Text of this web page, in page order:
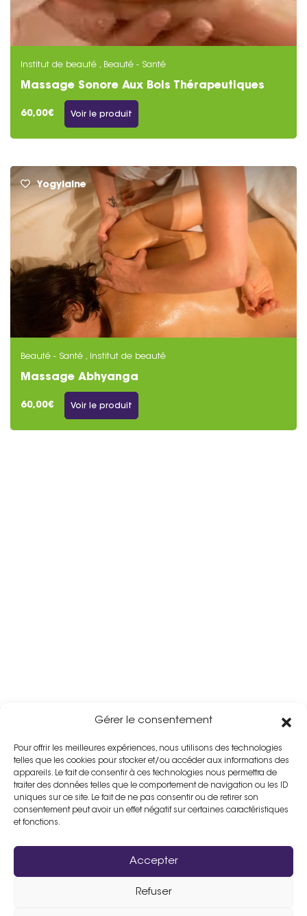
Gérer le consentement
Pour offrir les meilleures expériences, nous utilisons des technologies
telles que les cookies pour stocker et/ou accéder aux informations des
appareils. Le fait de consentir à ces technologies nous permettra de
traiter des données telles que le comportement de navigation ou les ID
uniques sur ce site. Le fait de ne pas consentir ou de retirer son
consentement peut avoir un effet négatif sur certaines caractéristiques
et fonctions.
Accepter
Refuser
Institut de beauté , Beauté - Santé
Massage Sonore Aux Bols Thérapeutiques
60,00€ Voir le produit
Yogylaine
Beauté - Santé , Institut de beauté
Massage Abhyanga
60,00€ Voir le produit